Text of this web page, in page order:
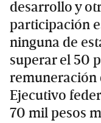
desarrollo y
participación
ninguna de
superar el 50
remuneración
Ejecutivo
70 mil pesos